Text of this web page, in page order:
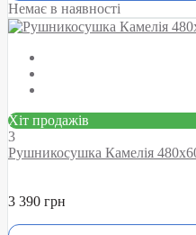
Немає в наявності
Хіт продажів
3
Рушникосушка Камелія
3 390 грн